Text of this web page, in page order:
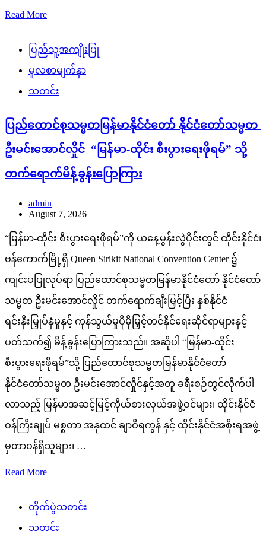
Read More
ပြည်သူ့အကျိုးပြု
မူလစာမျက်နှာ
သတင်း
ပြည်ထောင်စုသမ္မတမြန်မာနိုင်ငံတော် နိုင်ငံတော်သမ္မတ
ဦးမင်းအောင်လှိုင် “မြန်မာ-ထိုင်း စီးပွားရေးဖိုရမ်” သို့
တက်ရောက်မိန့်ခွန်းပြောကြား
admin
August 7, 2026
“မြန်မာ-ထိုင်း စီးပွားရေးဖိုရမ်”ကို ယနေ့မွန်းလွဲပိုင်းတွင် ထိုင်းနိုင်ငံ၊
ဗန်ကောက်မြို့ရှိ Queen Sirikit National Convention Center ၌
ကျင်းပပြုလုပ်ရာ ပြည်ထောင်စုသမ္မတမြန်မာနိုင်ငံတော် နိုင်ငံတော်
သမ္မတ ဦးမင်းအောင်လှိုင် တက်ရောက်ချီးမြှင့်ပြီး နှစ်နိုင်ငံ
ရင်းနှီးမြှုပ်နှံမှုနှင့် ကုန်သွယ်မှုပိုမိုမြှင့်တင်နိုင်ရေးဆိုင်ရာများနှင့်
ပတ်သက်၍ မိန့်ခွန်းပြောကြားသည်။ အဆိုပါ “မြန်မာ-ထိုင်း
စီးပွားရေးဖိုရမ်”သို့ ပြည်ထောင်စုသမ္မတမြန်မာနိုင်ငံတော်
နိုင်ငံတော်သမ္မတ ဦးမင်းအောင်လှိုင်နှင့်အတူ ခရီးစဉ်တွင်လိုက်ပါ
လာသည့် မြန်မာအဆင့်မြင့်ကိုယ်စားလှယ်အဖွဲ့ဝင်များ၊ ထိုင်းနိုင်ငံ
ဝန်ကြီးချုပ် မစ္စတာ အနုထင် ချာဝီရကွန် နှင့် ထိုင်းနိုင်ငံအစိုးရအဖွဲ့
မှတာဝန်ရှိသူများ၊ …
Read More
တိုက်ပွဲသတင်း
သတင်း